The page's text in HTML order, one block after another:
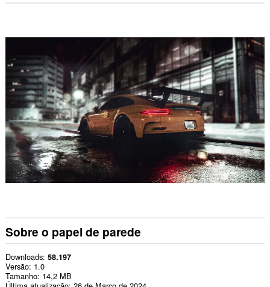
Sobre o papel de parede
Downloads 58.197
Versão 1.0
Tamanho 14,2 MB